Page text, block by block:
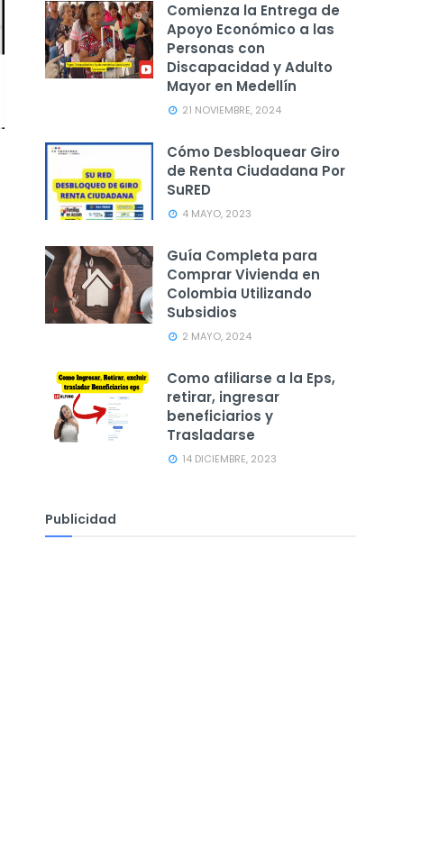
Comienza la Entrega de
Apoyo Económico a las
Personas con
Discapacidad y Adulto
Mayor en Medellín
21 NOVIEMBRE, 2024
Cómo Desbloquear Giro
de Renta Ciudadana Por
SuRED
4 MAYO, 2023
Guía Completa para
Comprar Vivienda en
Colombia Utilizando
Subsidios
2 MAYO, 2024
Como afiliarse a la Eps,
retirar, ingresar
beneficiarios y
Trasladarse
14 DICIEMBRE, 2023
Publicidad